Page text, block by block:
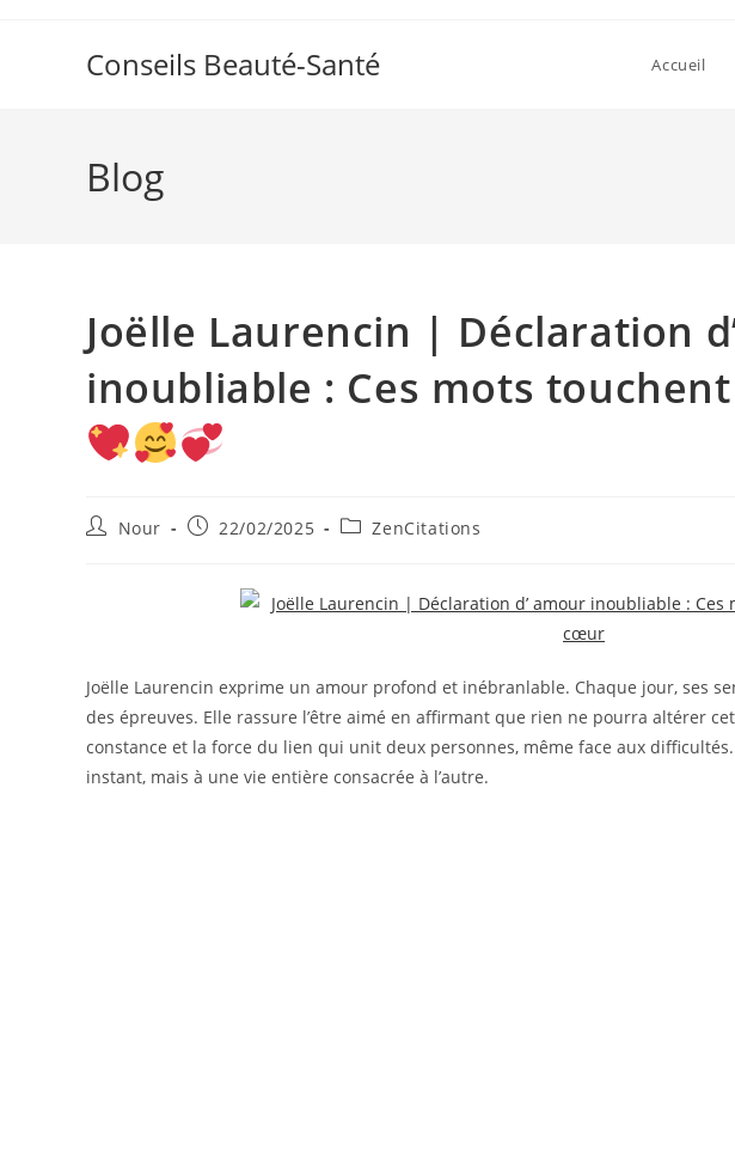
Conseils Beauté-Santé Accueil
Blog
Joëlle Laurencin | Déclaration
inoubliable : Ces mots
Auteur/autrice
Nour
Publication
22/02/2025
PostZenCitations
Joëlle Laurencin exprime un amour profond et inébranlable. Chaque jour, ses
des épreuves. Elle rassure l’être aimé en affirmant que rien ne pourra altérer
constance et la force du lien qui unit deux personnes, même face aux
instant, mais à une vie entière consacrée à l’autre.